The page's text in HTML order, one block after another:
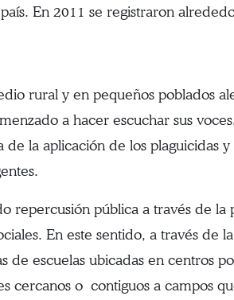
En 2011 se registraron
rural y en pequeños poblados
a hacer escuchar sus
la aplicación de los plaguicidas
repercusión pública a través de la
En este sentido, a través de
de escuelas ubicadas en centros
cercanos o contiguos a campos